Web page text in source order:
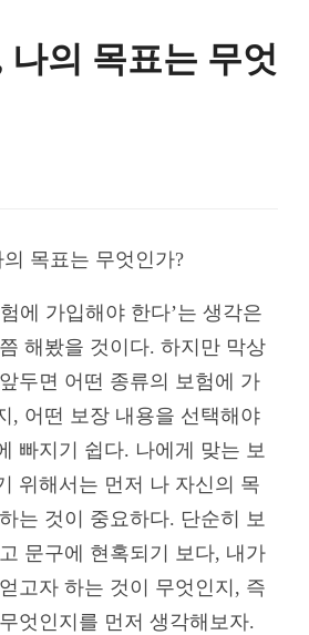
나의 목표는 무엇
목표는 무엇인가?
에 가입해야 한다’는 생각은
해봤을 것이다. 하지만 막상
두면 어떤 종류의 보험에 가
, 어떤 보장 내용을 선택해야
빠지기 쉽다. 나에게 맞는 보
위해서는 먼저 나 자신의 목
는 것이 중요하다. 단순히 보
문구에 현혹되기 보다, 내가
고자 하는 것이 무엇인지, 즉
엇인지를 먼저 생각해보자.